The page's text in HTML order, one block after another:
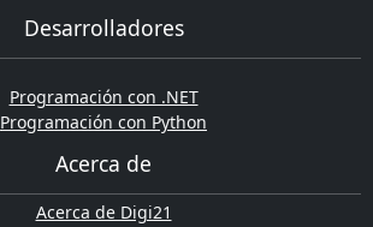
Desarrolladores
Programación con .NET
Programación con Python
Acerca de
Acerca de Digi21